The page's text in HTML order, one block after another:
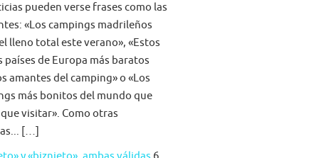
pueden verse frases como las
«Los campings madrileños
lleno total este verano», «Estos
países de Europa más baratos
amantes del camping» o «Los
más bonitos del mundo que
visitar». Como otras
[…]